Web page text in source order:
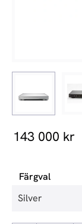
143 000 kr
Färgval